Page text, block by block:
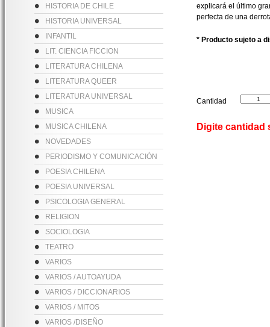
HISTORIA DE CHILE
HISTORIA UNIVERSAL
INFANTIL
LIT. CIENCIA FICCION
LITERATURA CHILENA
LITERATURA QUEER
LITERATURA UNIVERSAL
MUSICA
MUSICA CHILENA
NOVEDADES
PERIODISMO Y COMUNICACIÓN
POESIA CHILENA
POESIA UNIVERSAL
PSICOLOGIA GENERAL
RELIGION
SOCIOLOGIA
TEATRO
VARIOS
VARIOS / AUTOAYUDA
VARIOS / DICCIONARIOS
VARIOS / MITOS
VARIOS /DISEÑO
explicará el último
perfecta de una
* Producto sujeto a
Cantidad
Digite